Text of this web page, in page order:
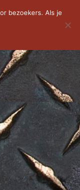
bezoekers. Als je